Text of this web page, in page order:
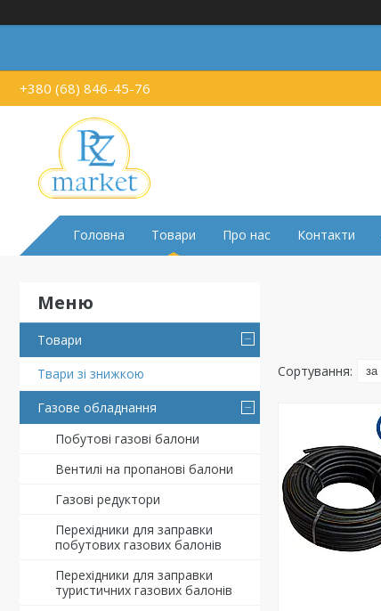
+380 (68) 846-45-76
Головна Товари Про нас Контакти
Товари
Твари зі знижкою
Газове обладнання
Побутові газові балони
Вентилі на пропанові балони
Газові редуктори
Перехідники для заправки
побутових газових балонів
Перехідники для заправки
туристичних газових балонів